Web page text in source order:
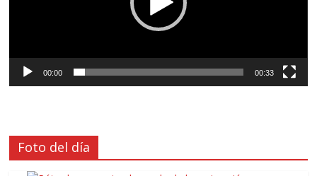
00:00 00:33
Foto del día